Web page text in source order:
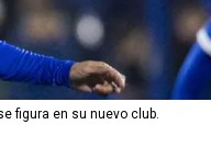
figura en su nuevo club.